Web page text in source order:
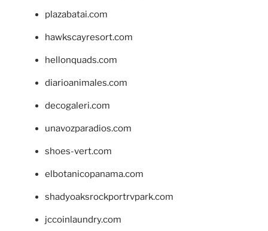
plazabatai.com
hawkscayresort.com
hellonquads.com
diarioanimales.com
decogaleri.com
unavozparadios.com
shoes-vert.com
elbotanicopanama.com
shadyoaksrockportrvpark.com
jccoinlaundry.com